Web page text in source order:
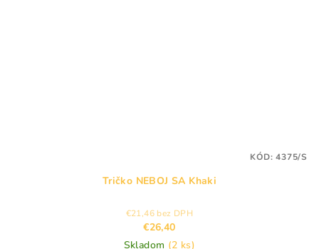
Tričko NEBOJ SA Khaki
€21,46 bez DPH
€26,40
Skladom (2 ks)
KÓD:4375/S